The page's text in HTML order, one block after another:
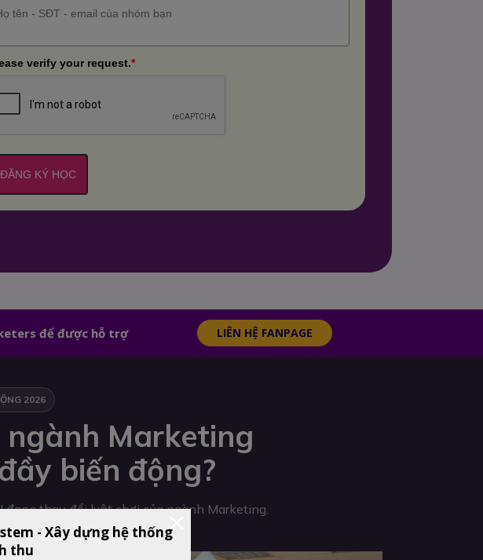
verify your request.*
ĐĂNG KÝ HỌC
để được hỗ trợ LIÊN HỆ FANPAGE
Marketing
biến động?
thay đổi luật chơi của ngành Marketing.
2026
- Xây dựng hệ thống
thu